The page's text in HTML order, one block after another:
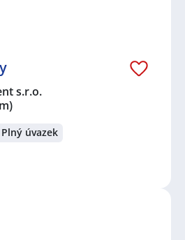
s.r.o.
Plný úvazek